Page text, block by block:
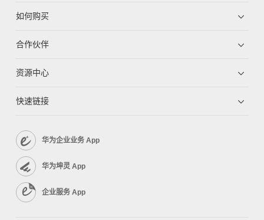
如何购买
合作伙伴
资源中心
快速链接
华为企业业务 App
华为坤灵 App
企业服务 App